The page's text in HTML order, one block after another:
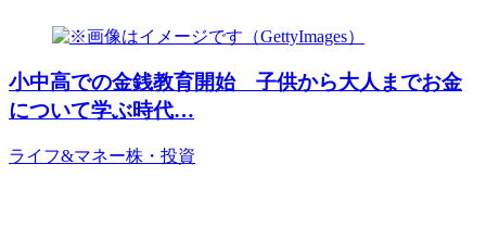
小中高での金銭教育開始 子供から大人までお金
について学ぶ時代…
ライフ&マネー株・投資